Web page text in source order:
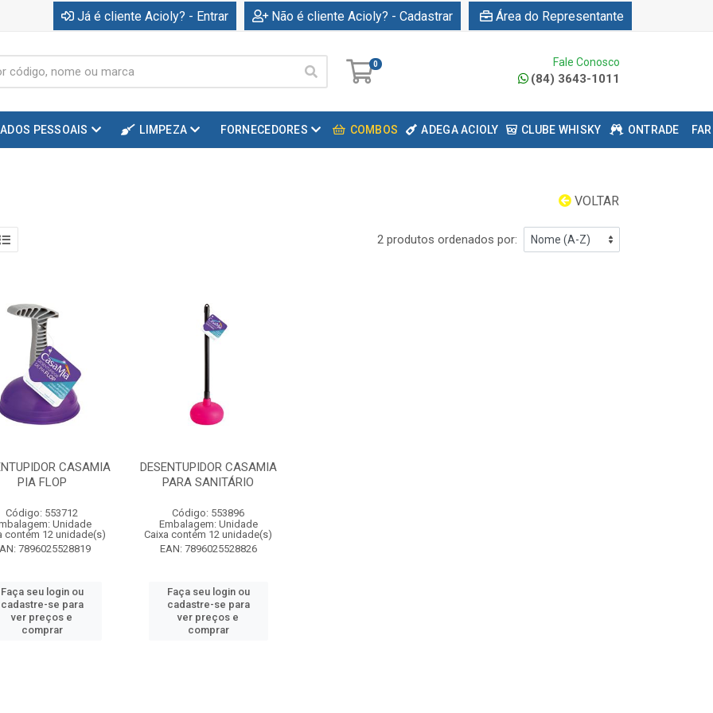
Já é cliente Acioly? - Entrar Não é cliente Acioly? - Cadastrar Área do Representante
0 Fale Conosco
(84) 3643-1011
PESSOAIS LIMPEZA FORNECEDORES COMBOS ADEGA ACIOLY CLUBE WHISKY ONTRADE
VOLTAR
2 produtos ordenados por:
CASAMIA
PIA FLOP
Código: 553712
Unidade
contém 12 unidade(s)
7896025528819
Faça seu login ou
cadastre-se para
ver preços e
comprar
DESENTUPIDOR CASAMIA
PARA SANITÁRIO
Código: 553896
Embalagem: Unidade
Caixa contém 12 unidade(s)
EAN: 7896025528826
Faça seu login ou
cadastre-se para
ver preços e
comprar